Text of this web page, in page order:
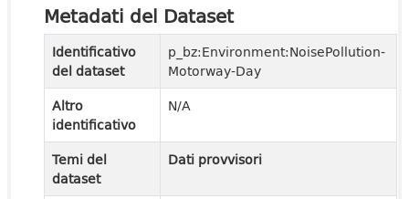
Metadati del Dataset
Identificativo
del dataset
p_bz:Environment:NoisePollution-
Motorway-Day
Altro
identificativo
N/A
Temi del
dataset
Dati provvisori